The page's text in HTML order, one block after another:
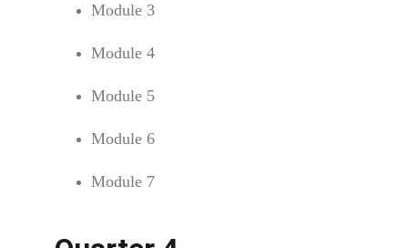
Module 3
Module 4
Module 5
Module 6
Module 7